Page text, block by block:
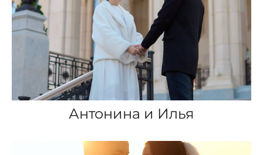
Антонина и Илья